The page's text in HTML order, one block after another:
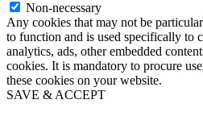
Non-necessary
Any cookies that may not be
to function and is used specifically to
analytics, ads, other embedded
cookies. It is mandatory to procure
these cookies on your website.
SAVE & ACCEPT